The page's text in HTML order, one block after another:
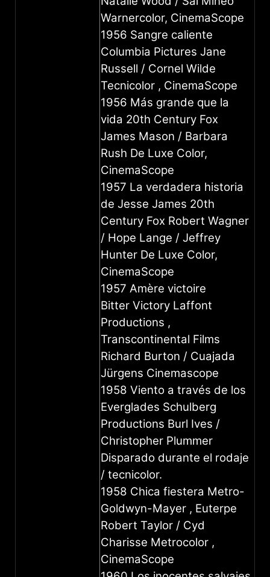
Warnercolor, CinemaScope
1956 Sangre caliente
Columbia Pictures Jane
Russell / Cornel Wilde
Tecnicolor , CinemaScope
1956 Más grande que la
vida 20th Century Fox
James Mason / Barbara
Rush De Luxe Color,
CinemaScope
1957 La verdadera historia
de Jesse James 20th
Century Fox Robert Wagner
/ Hope Lange / Jeffrey
Hunter De Luxe Color,
CinemaScope
1957 Amère victoire
Bitter Victory Laffont
Productions ,
Transcontinental Films
Richard Burton / Cuajada
Jürgens Cinemascope
1958 Viento a través de los
Everglades Schulberg
Productions Burl Ives /
Christopher Plummer
Disparado durante el rodaje
/ tecnicolor.
1958 Chica fiestera Metro-
Goldwyn-Mayer , Euterpe
Robert Taylor / Cyd
Charisse Metrocolor ,
CinemaScope